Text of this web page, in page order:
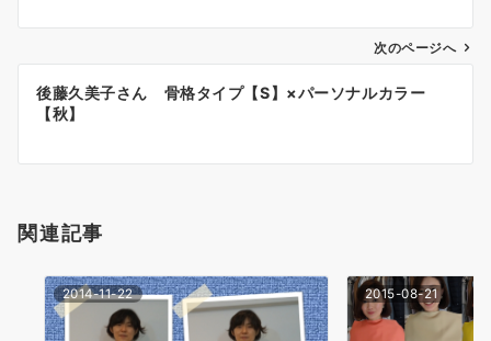
ナ
ビ
ゲ
シ
ン
次のページへ
後藤久美子さん 骨格タイプ【S】×パーソナルカラー
【秋】
関連記事
2014-11-22 2015-08-21